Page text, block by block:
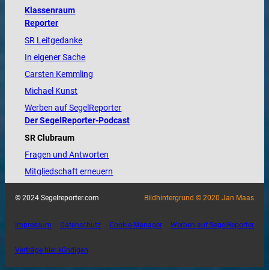
Klassenraum
Reporter
SR Leitgedanke
In eigener Sache
Carsten Kemmling
Michael Kunst
Werben auf SegelReporter
Der SegelReporter-Podcast
SR Clubraum
Fragen und Antworten
Mitgliedschaft erneuern
© 2024 Segelreporter.com Bildhintergrund © 2020 Jan Maas
Impressum Datenschutz Cookie-Manager Werben auf SegelReporter
Verträge hier kündigen